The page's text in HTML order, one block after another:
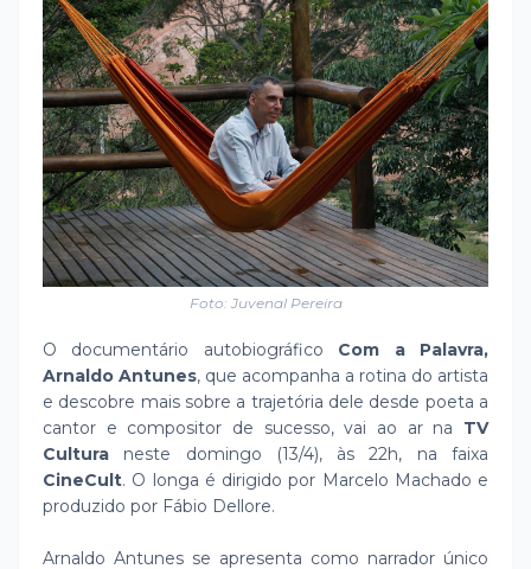
Foto: Juvenal Pereira
O documentário autobiográfico Com a Palavra,
Arnaldo Antunes, que acompanha a rotina do artista
e descobre mais sobre a trajetória dele desde poeta a
cantor e compositor de sucesso, vai ao ar na TV
Cultura neste domingo (13/4), às 22h, na faixa
CineCult. O longa é dirigido por Marcelo Machado e
produzido por Fábio Dellore.
Arnaldo Antunes se apresenta como narrador único